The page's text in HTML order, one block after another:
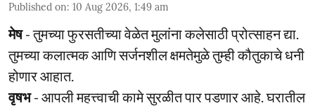
Published on: 10 Aug 2026, 1:49 am
मेष- तुमच्या फुरसतीच्या वेळेत मुलांना कलेसाठी प्रोत्साहन द्या.
तुमच्या कलात्मक आणि सर्जनशील क्षमतेमुळे तुम्ही कौतुकाचे धनी
होणार आहात.
वृषभ- आपली महत्त्वाची कामे सुरळीत पार पडणार आहे. घरातील